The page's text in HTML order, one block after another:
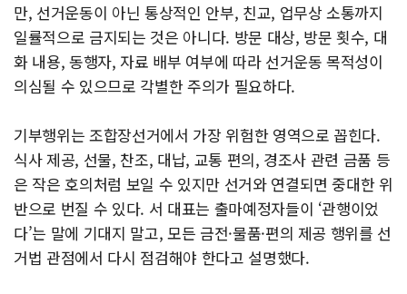
만, 선거운동이 아닌 통상적인 안부, 친교, 업무상 소통까지
일률적으로 금지되는 것은 아니다. 방문 대상, 방문 횟수, 대
화 내용, 동행자, 자료 배부 여부에 따라 선거운동 목적성이
의심될 수 있으므로 각별한 주의가 필요하다.
기부행위는 조합장선거에서 가장 위험한 영역으로 꼽힌다.
식사 제공, 선물, 찬조, 대납, 교통 편의, 경조사 관련 금품 등
은 작은 호의처럼 보일 수 있지만 선거와 연결되면 중대한 위
반으로 번질 수 있다. 서 대표는 출마예정자들이 ‘관행이었
다’는 말에 기대지 말고, 모든 금전·물품·편의 제공 행위를 선
거법 관점에서 다시 점검해야 한다고 설명했다.